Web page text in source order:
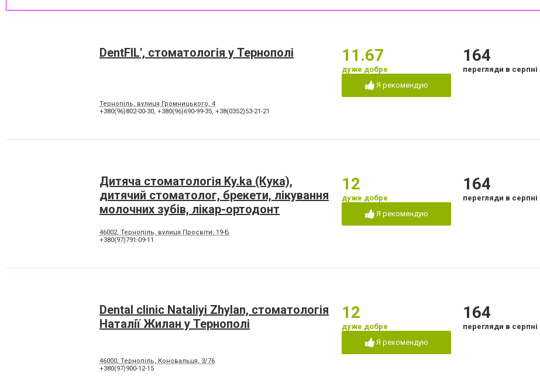
DentFIL', стоматологія у Тернополі
Тернопіль, вулиця Громницького, 4
+380(96)802-00-30, +380(96)690-99-35, +38(0352)53-21-21
11.67
дуже добре
Я рекомендую
164
перегляди в серпні
Дитяча стоматологія Ky.ka (Кука),
дитячий стоматолог, брекети, лікування
молочних зубів, лікар-ортодонт
46002, Тернопіль, вулиця Просвіти, 19-Б
+380(97)791-09-11
12
дуже добре
Я рекомендую
164
перегляди в серпні
Dental clinic Nataliyi Zhylan, стоматологія
Наталії Жилан у Тернополі
46000, Тернопiль, Коновальця, 3/76
+380(97)900-12-15
12
дуже добре
Я рекомендую
164
перегляди в серпні